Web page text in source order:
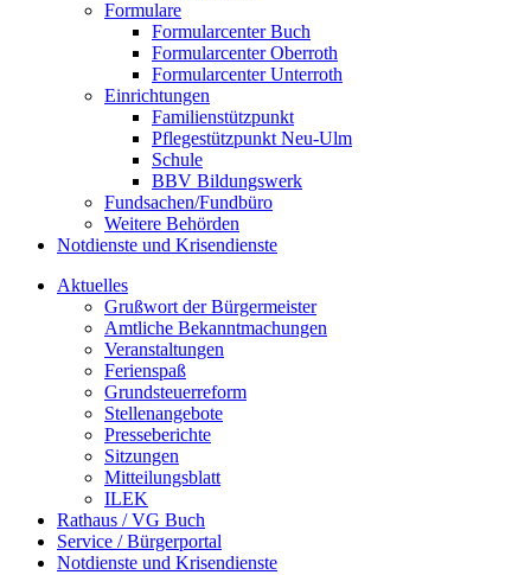
Formulare
Formularcenter Buch
Formularcenter Oberroth
Formularcenter Unterroth
Einrichtungen
Familienstützpunkt
Pflegestützpunkt Neu-Ulm
Schule
BBV Bildungswerk
Fundsachen/Fundbüro
Weitere Behörden
Notdienste und Krisendienste
Aktuelles
Grußwort der Bürgermeister
Amtliche Bekanntmachungen
Veranstaltungen
Ferienspaß
Grundsteuerreform
Stellenangebote
Presseberichte
Sitzungen
Mitteilungsblatt
ILEK
Rathaus / VG Buch
Service / Bürgerportal
Notdienste und Krisendienste